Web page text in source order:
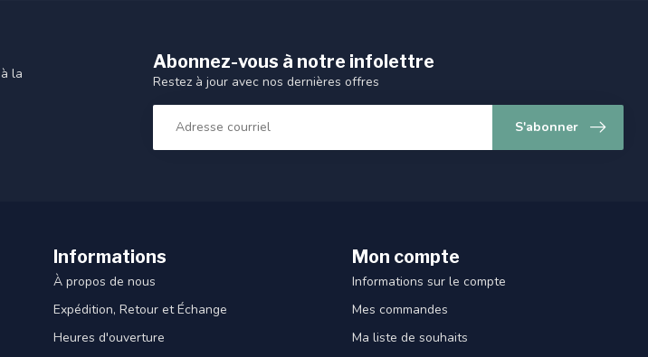
la
Abonnez-vous à notre infolettre
Restez à jour avec nos dernières offres
S'abonner
Informations
À propos de nous
Expédition, Retour et Échange
Heures d'ouverture
Mon compte
Informations sur le compte
Mes commandes
Ma liste de souhaits